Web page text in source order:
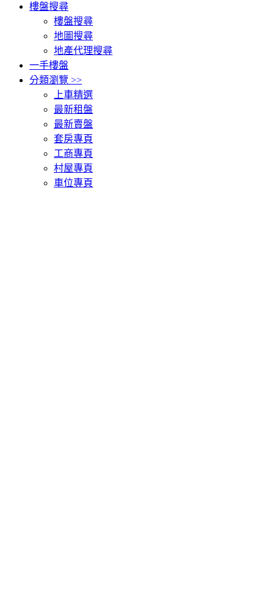
樓盤搜尋
樓盤搜尋
地圖搜尋
地產代理搜尋
一手樓盤
分類瀏覽 >>
上車精選
最新租盤
最新賣盤
套房專頁
工商專頁
村屋專頁
車位專頁